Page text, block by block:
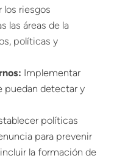
los riesgos
las áreas de la
políticas y
Implementar
puedan detectar y
políticas
para prevenir
la formación de